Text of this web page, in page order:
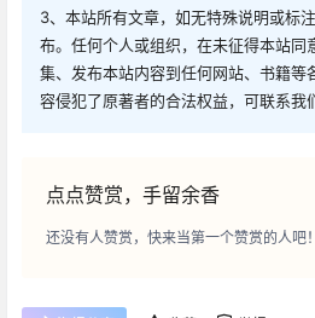
3、本站所有文章，如无特殊说明或标
布。任何个人或组织，在未征得本站同
集、发布本站内容到任何网站、书籍等
容侵犯了原著者的合法权益，可联系我
点点赞赏，手留余香
还没有人赞赏，快来当第一个赞赏的人吧！